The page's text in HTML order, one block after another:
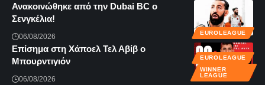
EUROLEAGUE
Ανακοινώθηκε από την Dubai BC ο
Σενγκέλια!
06/08/2026
EUROLEAGUE
WINNER
LEAGUE
Επίσημα στη Χάποελ Τελ Αβίβ ο
Μπουρντιγιόν
06/08/2026